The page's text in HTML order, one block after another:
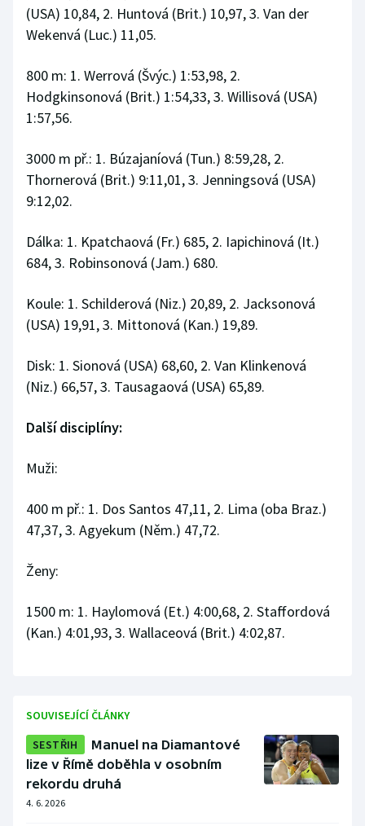
(USA) 10,84, 2. Huntová (Brit.) 10,97, 3. Van der
Wekenvá (Luc.) 11,05.
800 m: 1. Werrová (Švýc.) 1:53,98, 2.
Hodgkinsonová (Brit.) 1:54,33, 3. Willisová (USA)
1:57,56.
3000 m př.: 1. Búzajaníová (Tun.) 8:59,28, 2.
Thornerová (Brit.) 9:11,01, 3. Jenningsová (USA)
9:12,02.
Dálka: 1. Kpatchaová (Fr.) 685, 2. Iapichinová (It.)
684, 3. Robinsonová (Jam.) 680.
Koule: 1. Schilderová (Niz.) 20,89, 2. Jacksonová
(USA) 19,91, 3. Mittonová (Kan.) 19,89.
Disk: 1. Sionová (USA) 68,60, 2. Van Klinkenová
(Niz.) 66,57, 3. Tausagaová (USA) 65,89.
Další disciplíny:
Muži:
400 m př.: 1. Dos Santos 47,11, 2. Lima (oba Braz.)
47,37, 3. Agyekum (Něm.) 47,72.
Ženy:
1500 m: 1. Haylomová (Et.) 4:00,68, 2. Staffordová
(Kan.) 4:01,93, 3. Wallaceová (Brit.) 4:02,87.
SOUVISEJÍCÍ ČLÁNKY
SESTŘIH
Manuel na Diamantové
lize v Římě doběhla v osobním
rekordu druhá
4. 6. 2026